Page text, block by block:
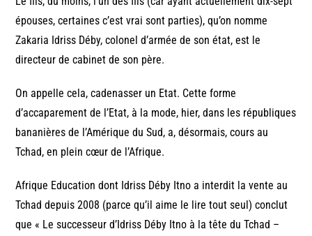
épouses, certaines c’est vrai sont parties), qu’on nomme
Zakaria Idriss Déby, colonel d’armée de son état, est le
directeur de cabinet de son père.
On appelle cela, cadenasser un Etat. Cette forme
d’accaparement de l’Etat, à la mode, hier, dans les républiques
bananières de l’Amérique du Sud, a, désormais, cours au
Tchad, en plein cœur de l’Afrique.
Afrique Education dont Idriss Déby Itno a interdit la vente au
Tchad depuis 2008 (parce qu’il aime le lire tout seul) conclut
que « Le successeur d’Idriss Déby Itno à la tête du Tchad –